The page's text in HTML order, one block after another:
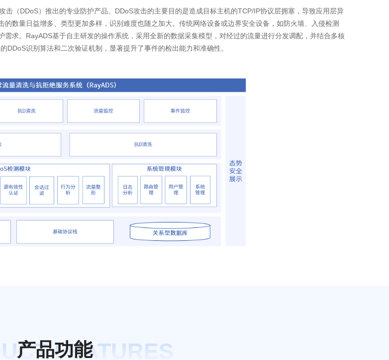
（DDoS）推出的专业防护产品。DDoS攻击的主要目的是造成目标主机的TCP/IP协议层拥塞，导致应用层异
数量日益增多、类型更加多样，识别难度也随之加大。传统网络设备或边界安全设备，如防火墙、入侵检测
求。RayADS基于自主研发的操作系统，采用全新的数据采集模型，对经过的流量进行分发调配，并结合多核
识别算法和二次验证机制，显著提升了事件的检出能力和准确性。
FEATURES
产品功能